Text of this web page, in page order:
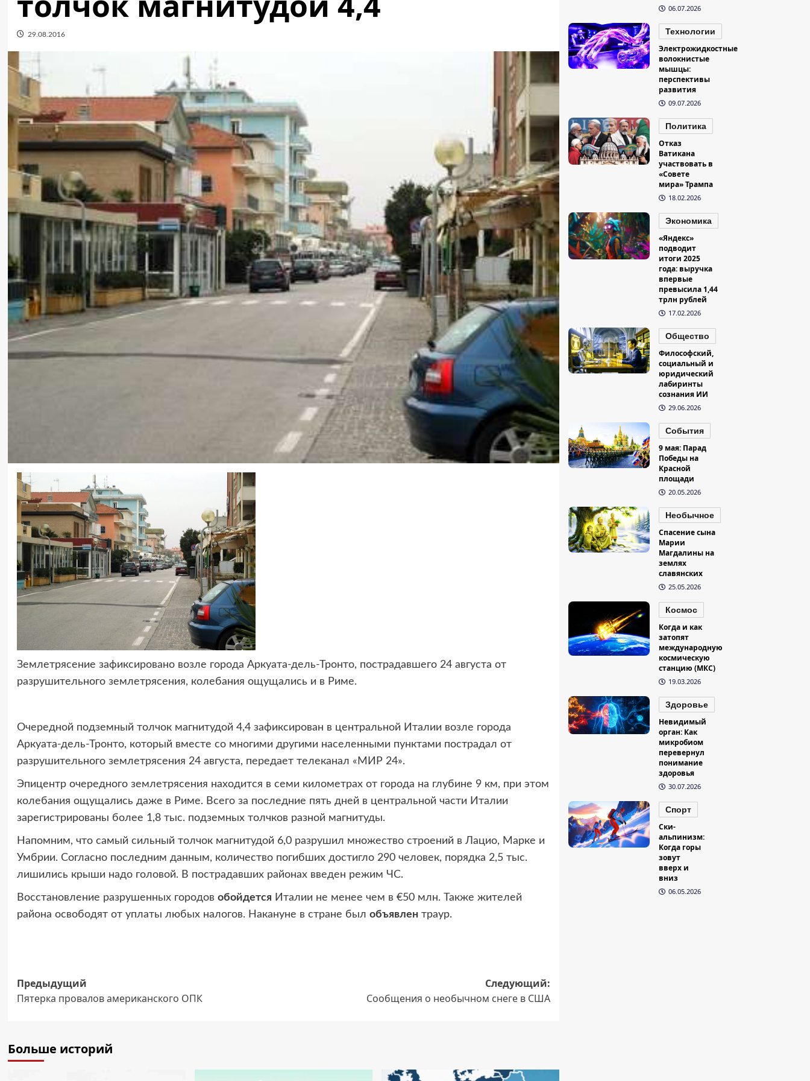
29.08.2016
Землетрясение зафиксировано возле города Аркуата-дель-Тронто, пострадавшего 24 августа от
разрушительного землетрясения, колебания ощущались и в Риме.
Очередной подземный толчок магнитудой 4,4 зафиксирован в центральной Италии возле города
Аркуата-дель-Тронто, который вместе со многими другими населенными пунктами пострадал от
разрушительного землетрясения 24 августа, передает телеканал «МИР 24».
Эпицентр очередного землетрясения находится в семи километрах от города на глубине 9 км, при этом
колебания ощущались даже в Риме. Всего за последние пять дней в центральной части Италии
зарегистрированы более 1,8 тыс. подземных толчков разной магнитуды.
Напомним, что самый сильный толчок магнитудой 6,0 разрушил множество строений в Лацио, Марке и
Умбрии. Согласно последним данным, количество погибших достигло 290 человек, порядка 2,5 тыс.
лишились крыши надо головой. В пострадавших районах введен режим ЧС.
Восстановление разрушенных городов обойдется Италии не менее чем в €50 млн. Также жителей
района освободят от уплаты любых налогов. Накануне в стране был объявлентраур.
Навигация
записи
Предыдущий
Пятерка провалов американского ОПК
Следующий:
Сообщения о необычном снеге в США
Больше историй
06.07.2026
Технологии
Электрожидкостные
волокнистые
мышцы:
перспективы
развития
09.07.2026
Политика
Отказ
Ватикана
участвовать в
«Совете
мира» Трампа
18.02.2026
Экономика
«Яндекс»
подводит
итоги 2025
года: выручка
впервые
превысила 1,44
трлн рублей
17.02.2026
Общество
Философский,
социальный и
юридический
лабиринты
сознания ИИ
29.06.2026
События
9 мая: Парад
Победы на
Красной
площади
20.05.2026
Необычное
Спасение сына
Марии
Магдалины на
землях
славянских
25.05.2026
Космос
Когда и как
затопят
международную
космическую
станцию (МКС)
19.03.2026
Здоровье
Невидимый
орган: Как
микробиом
перевернул
понимание
здоровья
30.07.2026
Спорт
Ски-
альпинизм:
Когда горы
зовут
вверх и
вниз
06.05.2026